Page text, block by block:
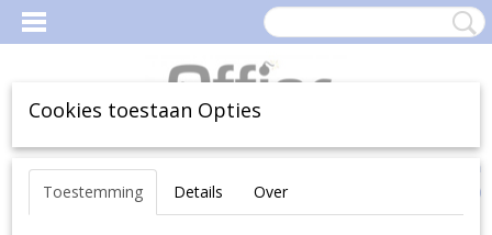
Inloggen Registreren
Uw Winkelwagen
(0)
Cookies toestaan Opties
Toestemming Details Over